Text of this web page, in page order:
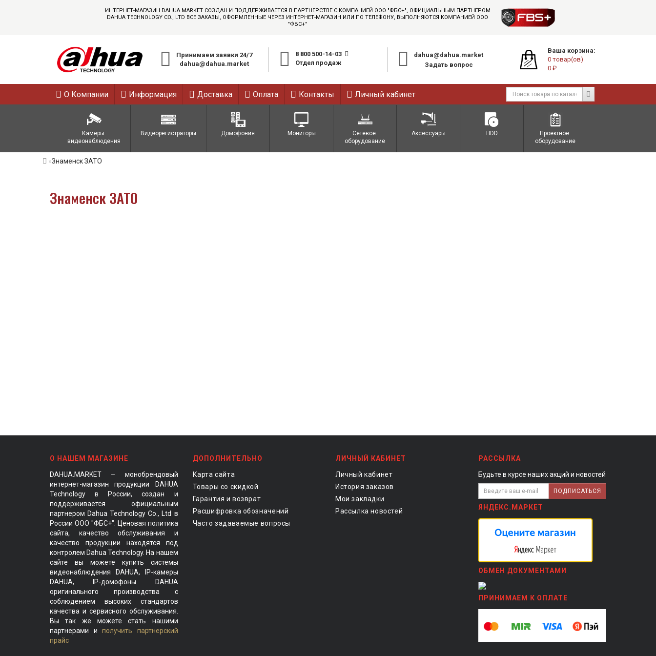
ИНТЕРНЕТ-МАГАЗИН DAHUA.MARKET СОЗДАН И ПОДДЕРЖИВАЕТСЯ В ПАРТНЕРСТВЕ С КОМПАНИЕЙ ООО "ФБС+", ОФИЦИАЛЬНЫМ ПАРТНЕРОМ
DAHUA TECHNOLOGY CO., LTD ВСЕ ЗАКАЗЫ, ОФОРМЛЕННЫЕ ЧЕРЕЗ ИНТЕРНЕТ-МАГАЗИН ИЛИ ПО ТЕЛЕФОНУ, ВЫПОЛНЯЮТСЯ КОМПАНИЕЙ ООО
"ФБС+"
Принимаем заявки 24/7
dahua@dahua.market
8 800 500-14-03
Отдел продаж
dahua@dahua.market
Задать вопрос
Ваша корзина:
0 товар(ов)
0 ₽
О Компании Информация Доставка Оплата Контакты Личный кабинет
Камеры
видеонаблюдения
Видеорегистраторы Домофония Мониторы
Сетевое
оборудование
Аксессуары HDD
Проектное
оборудование
Знаменск ЗАТО
Знаменск ЗАТО
О НАШЕМ МАГАЗИНЕ
DAHUA.MARKET – монобрендовый
интернет-магазин продукции DAHUA
Technology в России, создан и
поддерживается официальным
партнером Dahua Technology Co., Ltd в
России ООО "ФБС+". Ценовая политика
сайта, качество обслуживания и
качество продукции находятся под
контролем Dahua Technology. На нашем
сайте вы можете купить системы
видеонаблюдения DAHUA, IP-камеры
DAHUA, IP-домофоны DAHUA
оригинального производства с
соблюдением высоких стандартов
качества и сервисного обслуживания.
Вы так же можете стать нашими
партнерами и получить партнерский
прайс
ДОПОЛНИТЕЛЬНО
Карта сайта
Товары со скидкой
Гарантия и возврат
Расшифровка обозначений
Часто задаваемые вопросы
ЛИЧНЫЙ КАБИНЕТ
Личный кабинет
История заказов
Мои закладки
Рассылка новостей
РАССЫЛКА
Будьте в курсе наших акций и новостей
ПОДПИСАТЬСЯ
ЯНДЕКС.МАРКЕТ
ОБМЕН ДОКУМЕНТАМИ
ПРИНИМАЕМ К ОПЛАТЕ